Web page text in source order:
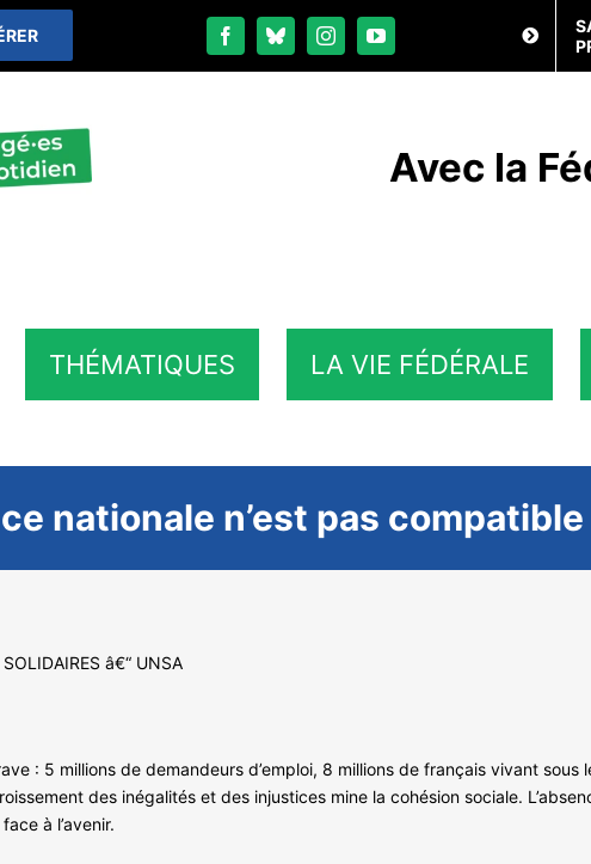
Avec la
THÉMATIQUES LA VIE FÉDÉRALE
nationale n’est pas
â€“ UNSA
: 5 millions de demandeurs d’emploi, 8 millions de français vivant
des inégalités et des injustices mine la cohésion sociale.
à l’avenir.